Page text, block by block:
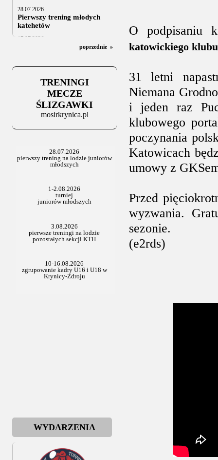
28.07.2026
Pierwszy trening młodych
katehetów
17.07.2026
U20: z kraju i z zagranicy
Za trzy tygodnie na lód
06.07.2025
Stowarzyszenie po Walnym
poprzednie »
TRENINGI
MECZE
ŚLIZGAWKI
mosirkrynica.pl
WYDARZENIA
O podpisaniu
katowickiego klubu
31 letni
Niemana
i jeden raz
klubowego
poczynania
Katowicach
umowy z
Przed
wyzwania.
sezonie.
(e2rds)